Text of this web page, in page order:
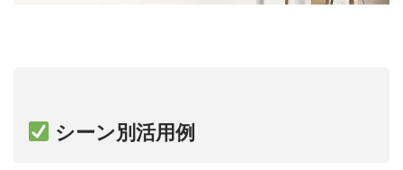
シーン別活用例